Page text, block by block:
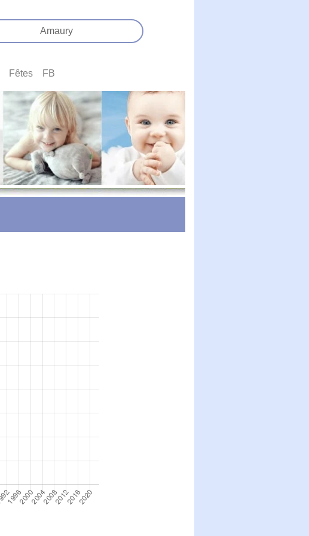
Amaury
Fêtes FB